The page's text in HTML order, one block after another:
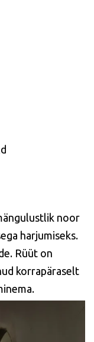
noor
harjumiseks.
Rüüt on
korrapäraselt